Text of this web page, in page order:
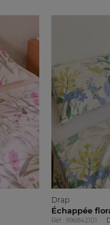
Drap
Échappée
Réf : 996842101